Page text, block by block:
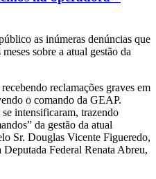
as inúmeras denúncias que
sobre a atual gestão da
reclamações graves em
o comando da GEAP.
intensificaram, trazendo
da gestão da atual
Sr. Douglas Vicente Figueredo,
Federal Renata Abreu,